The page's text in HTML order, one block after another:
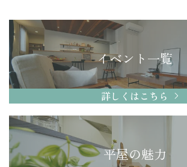
イベント一覧
詳しくはこちら
平屋の魅力